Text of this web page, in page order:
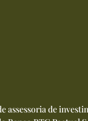
assessoria de